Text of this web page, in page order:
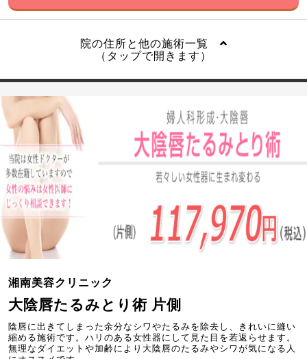
院の住所と他の施術一覧
（タップで開きます）
湘南美容クリニック
大陰唇たるみとり術 片側
陰唇に出きてしまった余分なシワやたるみを除去し、きれいに縫い
縮める施術です。ハリのある女性器にして見た目を若返らせます。
無理なダイエットや加齢により大陰唇のたるみやシワが気になる人